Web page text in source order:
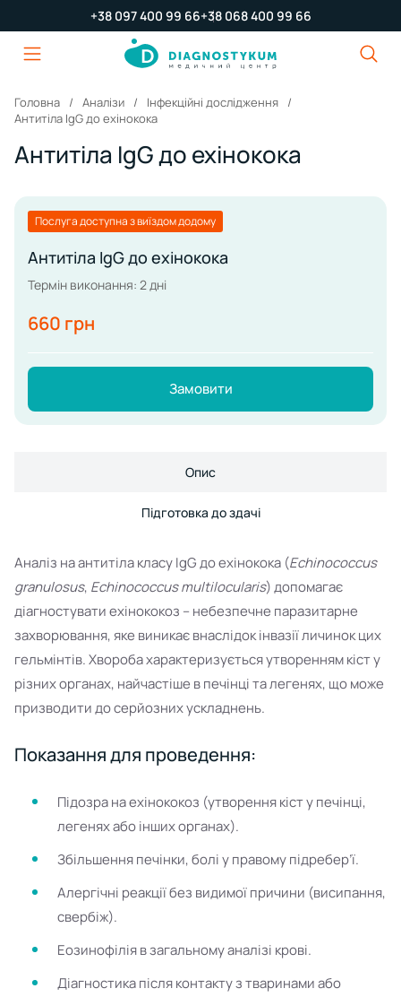
+38 097 400 99 66+38 068 400 99 66
Головна Аналізи
Інфекційні дослідження
Антитіла IgG до ехінокока
Антитіла IgG до ехінокока
Послуга доступна з виїздом додому
Антитіла IgG до ехінокока
Термін виконання: 2 дні
660 грн
Замовити
Опис
Підготовка до здачі
Аналіз на антитіла класу IgG до ехінокока (Echinococcus
granulosus, Echinococcus multilocularis) допомагає
діагностувати ехінококоз – небезпечне паразитарне
захворювання, яке виникає внаслідок інвазії личинок цих
гельмінтів. Хвороба характеризується утворенням кіст у
різних органах, найчастіше в печінці та легенях, що може
призводити до серйозних ускладнень.
Показання для проведення:
Підозра на ехінококоз (утворення кіст у печінці,
легенях або інших органах).
Збільшення печінки, болі у правому підребер’ї.
Алергічні реакції без видимої причини (висипання,
свербіж).
Еозинофілія в загальному аналізі крові.
Діагностика після контакту з тваринами або